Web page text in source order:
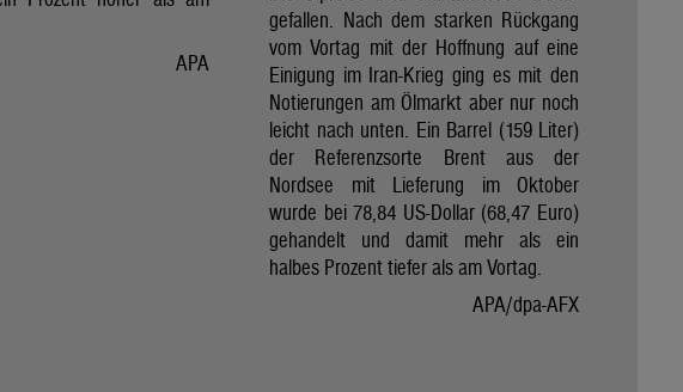
APA
gefallen. Nach dem starken Rückgang
vom Vortag mit der Hoffnung auf eine
Einigung im Iran-Krieg ging es mit den
Notierungen am Ölmarkt aber nur noch
leicht nach unten. Ein Barrel (159 Liter)
der Referenzsorte Brent aus der
Nordsee mit Lieferung im Oktober
wurde bei 78,84 US-Dollar (68,47 Euro)
gehandelt und damit mehr als ein
halbes Prozent tiefer als am Vortag.
APA/dpa-AFX